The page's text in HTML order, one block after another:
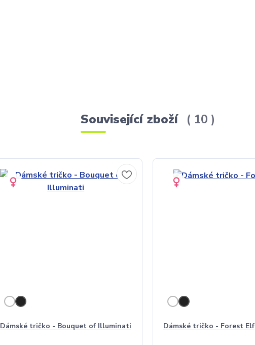
Související zboží 10
Dámské tričko - Bouquet of Illuminati Dámské tričko - Forest Elf